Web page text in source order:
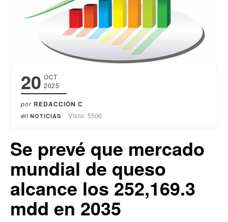
20 OCT
2025
por REDACCIÓN C
en NOTICIAS Visto: 5506
Se prevé que mercado
mundial de queso
alcance los 252,169.3
mdd en 2035